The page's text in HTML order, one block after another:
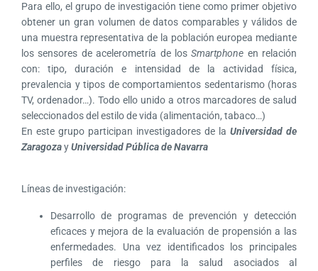
Para ello, el grupo de investigación tiene como primer objetivo
obtener un gran volumen de datos comparables y válidos de
una muestra representativa de la población europea mediante
los sensores de acelerometría de losSmartphone en relación
con: tipo, duración e intensidad de la actividad física,
prevalencia y tipos de comportamientos sedentarismo (horas
TV, ordenador…). Todo ello unido a otros marcadores de salud
seleccionados del estilo de vida (alimentación, tabaco…)
En este grupo participan investigadores de la Universidad de
ZaragozayUniversidad Pública de Navarra
Líneas de investigación:
Desarrollo de programas de prevención y detección
eficaces y mejora de la evaluación de propensión a las
enfermedades. Una vez identificados los principales
perfiles de riesgo para la salud asociados al